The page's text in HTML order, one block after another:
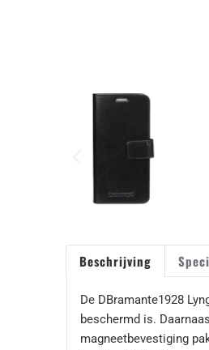
Beschrijving
De DBramante1928
beschermd is.
magneetbevestiging